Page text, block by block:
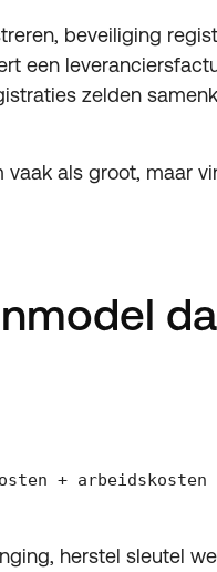
beveiliging
een
zelden
als groot, maar
+ arbeidskosten
herstel sleutel